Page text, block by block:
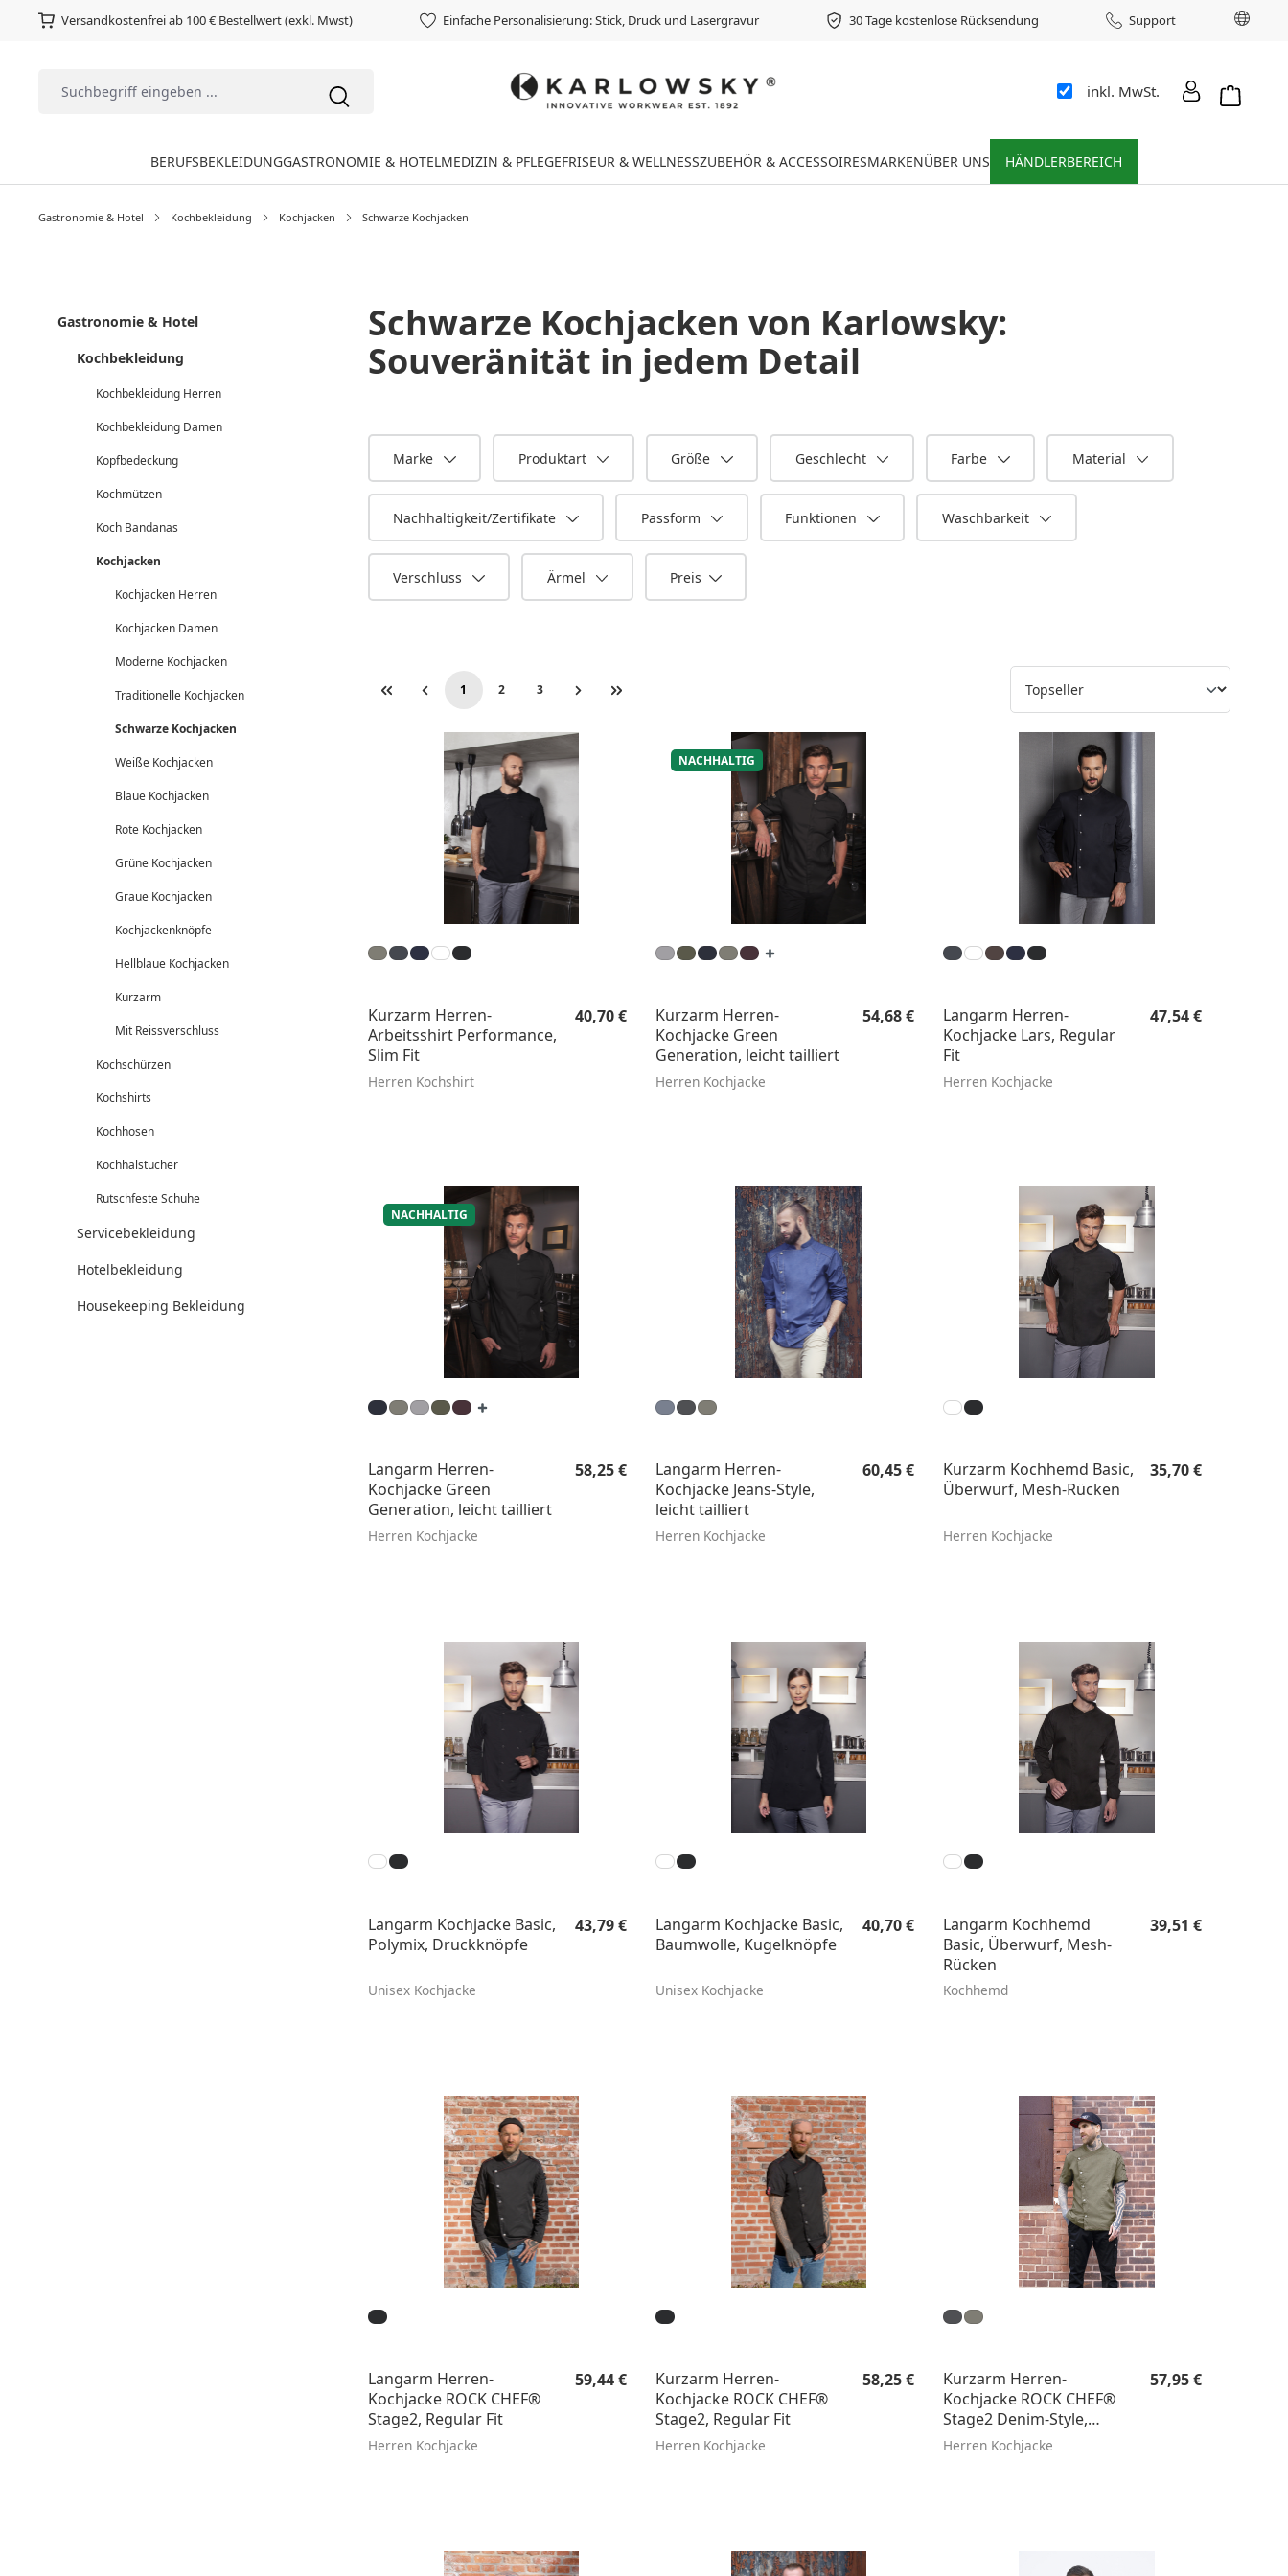
Versandkostenfrei ab 100 € Bestellwert (exkl. Mwst) Einfache Personalisierung: Stick, Druck und Lasergravur 30 Tage kostenlose Rücksendung Support
inkl. MwSt.
BERUFSBEKLEIDUNGGASTRONOMIE & HOTELMEDIZIN & PFLEGEFRISEUR & WELLNESSZUBEHÖR & ACCESSOIRESMARKENÜBER UNS HÄNDLERBEREICH
Gastronomie & Hotel Kochbekleidung Kochjacken Schwarze Kochjacken
Gastronomie & Hotel
Kochbekleidung
Kochbekleidung Herren
Kochbekleidung Damen
Kopfbedeckung
Kochmützen
Koch Bandanas
Kochjacken
Kochjacken Herren
Kochjacken Damen
Moderne Kochjacken
Traditionelle Kochjacken
Schwarze Kochjacken
Weiße Kochjacken
Blaue Kochjacken
Rote Kochjacken
Grüne Kochjacken
Graue Kochjacken
Kochjackenknöpfe
Hellblaue Kochjacken
Kurzarm
Mit Reissverschluss
Kochschürzen
Kochshirts
Kochhosen
Kochhalstücher
Rutschfeste Schuhe
Servicebekleidung
Hotelbekleidung
Housekeeping Bekleidung
Schwarze Kochjacken von Karlowsky:
Souveränität in jedem Detail
Marke Produktart Größe Geschlecht Farbe Material
Nachhaltigkeit/Zertifikate Passform Funktionen Waschbarkeit
Verschluss Ärmel Preis
Seite
1 Seite
2 Seite
3
Kurzarm Herren-
Arbeitsshirt Performance,
Slim Fit
Herren Kochshirt
Regulärer Preis:
40,70 €
NACHHALTIG
Kurzarm Herren-
Kochjacke Green
Generation, leicht tailliert
Herren Kochjacke
Regulärer Preis:
54,68 €
Langarm Herren-
Kochjacke Lars, Regular
Fit
Herren Kochjacke
Regulärer Preis:
47,54 €
NACHHALTIG
Langarm Herren-
Kochjacke Green
Generation, leicht tailliert
Herren Kochjacke
Regulärer Preis:
58,25 €
Langarm Herren-
Kochjacke Jeans-Style,
leicht tailliert
Herren Kochjacke
Regulärer Preis:
60,45 €
Kurzarm Kochhemd Basic,
Überwurf, Mesh-Rücken
Herren Kochjacke
Regulärer Preis:
35,70 €
Langarm Kochjacke Basic,
Polymix, Druckknöpfe
Unisex Kochjacke
Regulärer Preis:
43,79 €
Langarm Kochjacke Basic,
Baumwolle, Kugelknöpfe
Unisex Kochjacke
Regulärer Preis:
40,70 €
Langarm Kochhemd
Basic, Überwurf, Mesh-
Rücken
Kochhemd
Regulärer Preis:
39,51 €
Langarm Herren-
Kochjacke ROCK CHEF®
Stage2, Regular Fit
Herren Kochjacke
Regulärer Preis:
59,44 €
Kurzarm Herren-
Kochjacke ROCK CHEF®
Stage2, Regular Fit
Herren Kochjacke
Regulärer Preis:
58,25 €
Kurzarm Herren-
Kochjacke ROCK CHEF®
Stage2 Denim-Style,
Regular Fit
Herren Kochjacke
Regulärer Preis:
57,95 €